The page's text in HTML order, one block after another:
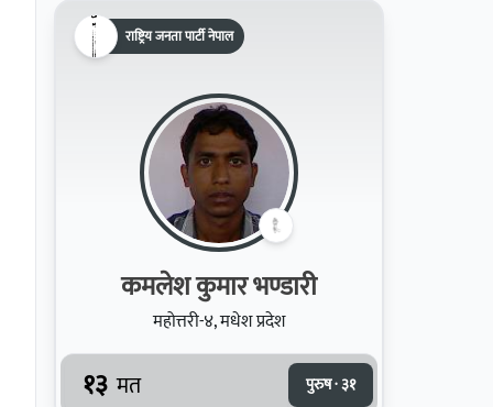
राष्ट्रिय जनता पार्टी नेपाल
कमलेश कुमार भण्डारी
महोत्तरी-४, मधेश प्रदेश
१३ मत पुरुष · ३१